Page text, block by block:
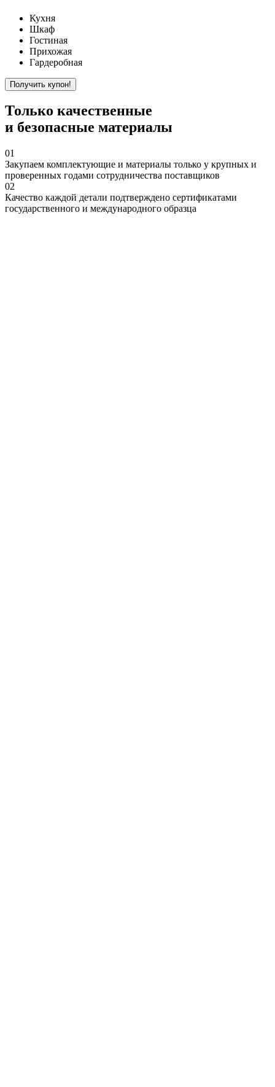
Кухня
Шкаф
Гостиная
Прихожая
Гардеробная
Только качественные
и безопасные материалы
01
Закупаем комплектующие и материалы только у крупных и
проверенных годами сотрудничества поставщиков
02
Качество каждой детали подтверждено сертификатами
государственного и международного образца